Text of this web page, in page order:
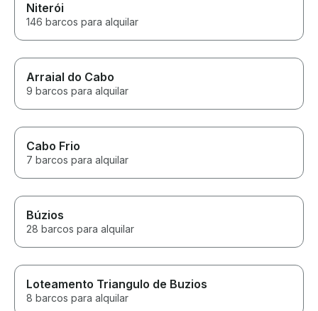
Niterói
146 barcos para alquilar
Arraial do Cabo
9 barcos para alquilar
Cabo Frio
7 barcos para alquilar
Búzios
28 barcos para alquilar
Loteamento Triangulo de Buzios
8 barcos para alquilar